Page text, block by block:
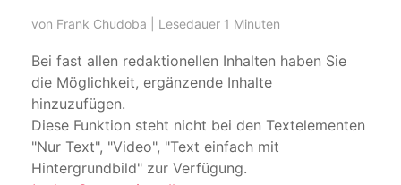
von Frank Chudoba | Lesedauer 1 Minuten
Bei fast allen redaktionellen Inhalten haben Sie
die Möglichkeit, ergänzende Inhalte
hinzuzufügen.
Diese Funktion steht nicht bei den Textelementen
"Nur Text", "Video", "Text einfach mit
Hintergrundbild" zur Verfügung.